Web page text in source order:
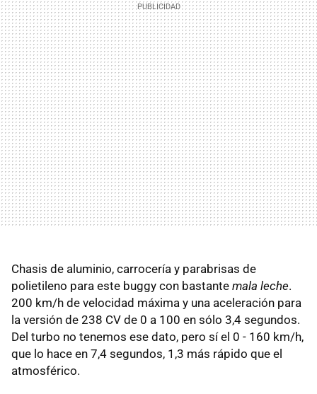
Chasis de aluminio, carrocería y parabrisas de
polietileno para este buggy con bastante mala leche.
200 km/h de velocidad máxima y una aceleración para
la versión de 238 CV de 0 a 100 en sólo 3,4 segundos.
Del turbo no tenemos ese dato, pero sí el 0 - 160 km/h,
que lo hace en 7,4 segundos, 1,3 más rápido que el
atmosférico.